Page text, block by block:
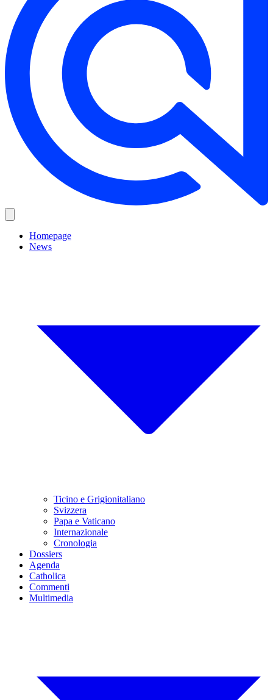
Homepage
News
Ticino e Grigionitaliano
Svizzera
Papa e Vaticano
Internazionale
Cronologia
Dossiers
Agenda
Catholica
Commenti
Multimedia